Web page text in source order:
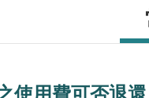
使用費可否退還